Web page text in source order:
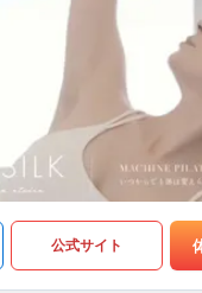
公式サイト